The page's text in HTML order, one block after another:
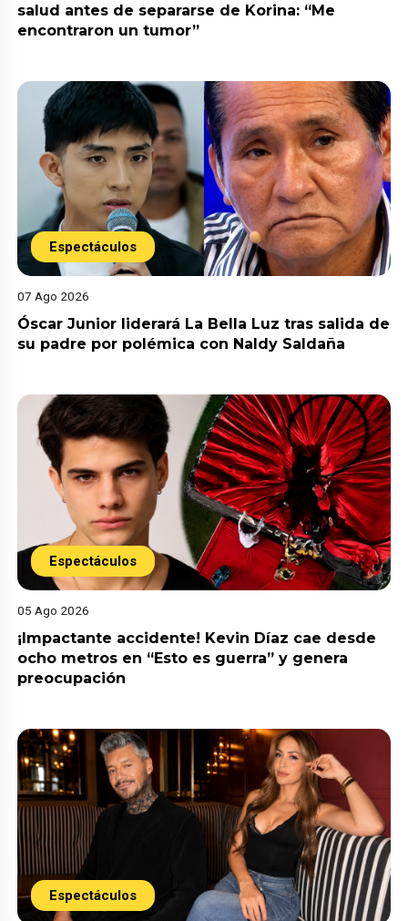
salud antes de separarse de Korina: “Me
encontraron un tumor”
Espectáculos
07 Ago 2026
Óscar Junior liderará La Bella Luz tras salida de
su padre por polémica con Naldy Saldaña
Espectáculos
05 Ago 2026
¡Impactante accidente! Kevin Díaz cae desde
ocho metros en “Esto es guerra” y genera
preocupación
Espectáculos